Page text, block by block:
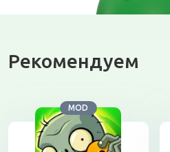
Рекомендуем
MOD